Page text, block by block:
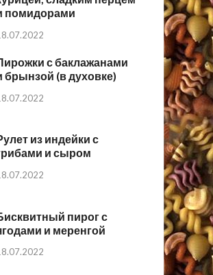
помидорами
с баклажанами
брынзой (в духовке)
из индейки с
и сыром
пирог с
и меренгой